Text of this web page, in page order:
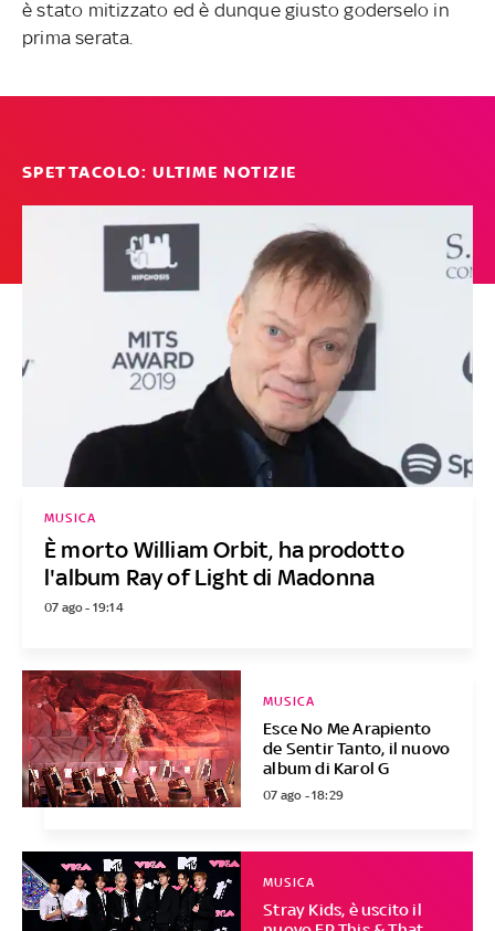
è stato mitizzato ed è dunque giusto goderselo in
prima serata.
SPETTACOLO: ULTIME NOTIZIE
È morto William Orbit, ha prodotto
l'album Ray of Light di Madonna
MUSICA
07 ago - 19:14
Esce No Me Arapiento
de Sentir Tanto, il nuovo
album di Karol G
MUSICA
07 ago - 18:29
Stray Kids, è uscito il
MUSICA